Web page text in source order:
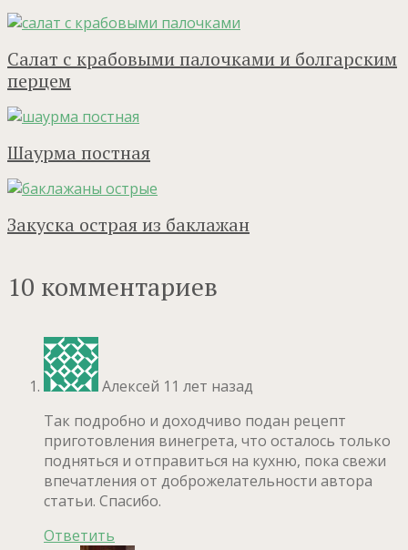
Салат с крабовыми палочками и болгарским
перцем
Шаурма постная
Закуска острая из баклажан
10 комментариев
Алексей 11 лет назад
Так подробно и доходчиво подан рецепт
приготовления винегрета, что осталось только
подняться и отправиться на кухню, пока свежи
впечатления от доброжелательности автора
статьи. Спасибо.
Ответить